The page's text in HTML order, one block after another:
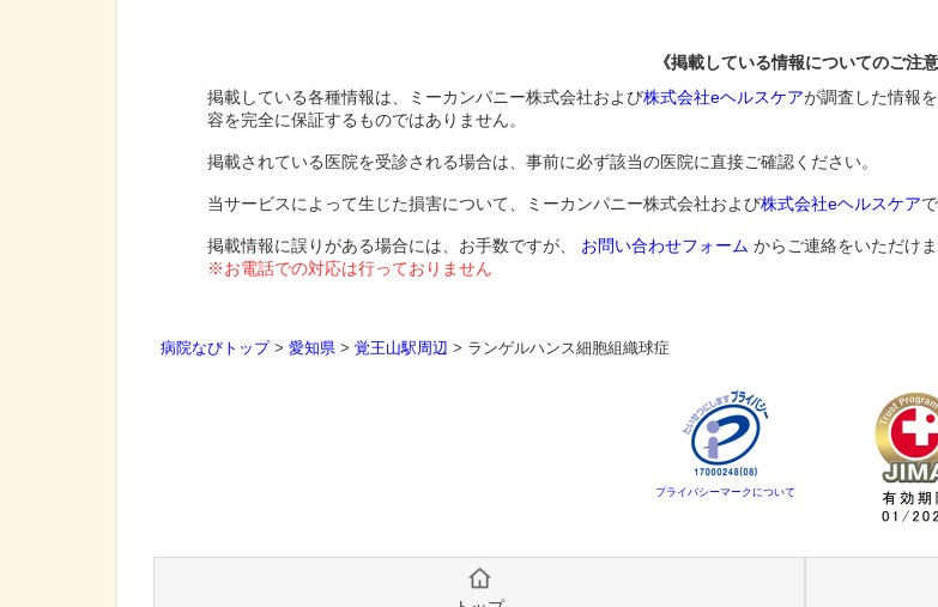
《掲載している情報についてのご注意
掲載している各種情報は、ミーカンパニー株式会社および株式会社eヘルスケアが調査した情報
容を完全に保証するものではありません。
掲載されている医院を受診される場合は、事前に必ず該当の医院に直接ご確認ください。
当サービスによって生じた損害について、ミーカンパニー株式会社および株式会社eヘルスケア
掲載情報に誤りがある場合には、お手数ですが、 お問い合わせフォーム からご連絡をいただけ
※お電話での対応は行っておりません
病院なびトップ> 愛知県 > 覚王山駅周辺 > ランゲルハンス細胞組織球症
プライバシーマークについて